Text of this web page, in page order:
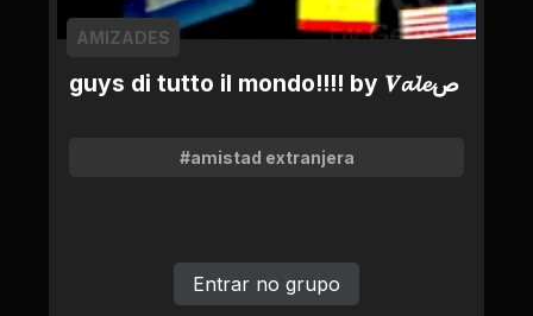
guys di tutto il mondo!!!! by 𝑽𝓪𝓵𝓮ص
AMIZADES
#amistad extranjera
Entrar no grupo